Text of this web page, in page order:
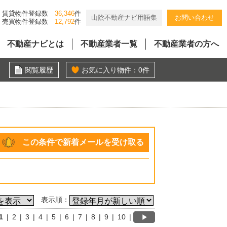
賃貸物件登録数 36,346件
売買物件登録数
12,792件
山陰不動産ナビ用語集 お問い合わせ
不動産ナビとは 不動産業者一覧 不動産業者の方へ
閲覧履歴 お気に入り物件： 0件
この条件で新着メールを受け取る
表示順：
2 3 4 5 6 7 8 9 10